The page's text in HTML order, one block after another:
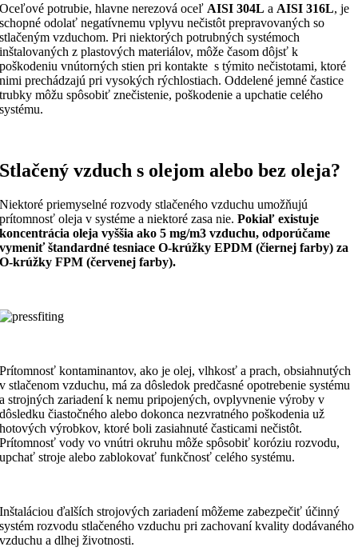
Oceľové potrubie, hlavne nerezová oceľ AISI 304L a AISI 316L, je
schopné odolať negatívnemu vplyvu nečistôt prepravovaných so
stlačeným vzduchom. Pri niektorých potrubných systémoch
inštalovaných z plastových materiálov, môže časom dôjsť k
poškodeniu vnútorných stien pri kontakte s týmito nečistotami, ktoré
nimi prechádzajú pri vysokých rýchlostiach. Oddelené jemné častice
trubky môžu spôsobiť znečistenie, poškodenie a upchatie celého
systému.
Stlačený vzduch s olejom alebo bez oleja?
Niektoré priemyselné rozvody stlačeného vzduchu umožňujú
prítomnosť oleja v systéme a niektoré zasa nie.Pokiaľ existuje
koncentrácia oleja vyššia ako 5 mg/m3 vzduchu, odporúčame
vymeniť štandardné tesniace O-krúžky EPDM (čiernej farby) za
O-krúžky FPM (červenej farby).
Prítomnosť kontaminantov, ako je olej, vlhkosť a prach, obsiahnutých
v stlačenom vzduchu, má za dôsledok predčasné opotrebenie systému
a strojných zariadení k nemu pripojených, ovplyvnenie výroby v
dôsledku čiastočného alebo dokonca nezvratného poškodenia už
hotových výrobkov, ktoré boli zasiahnuté časticami nečistôt.
Prítomnosť vody vo vnútri okruhu môže spôsobiť koróziu rozvodu,
upchať stroje alebo zablokovať funkčnosť celého systému.
Inštaláciou ďalších strojových zariadení môžeme zabezpečiť účinný
systém rozvodu stlačeného vzduchu pri zachovaní kvality dodávaného
vzduchu a dlhej životnosti.